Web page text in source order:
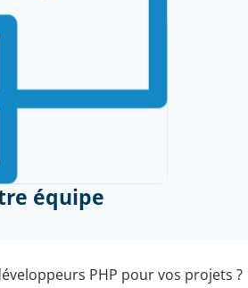
équipe
PHP pour vos projets ?